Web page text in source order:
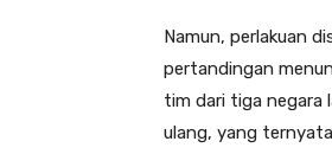
Namun, perlakuan
pertandingan
tim dari tiga negara
ulang, yang